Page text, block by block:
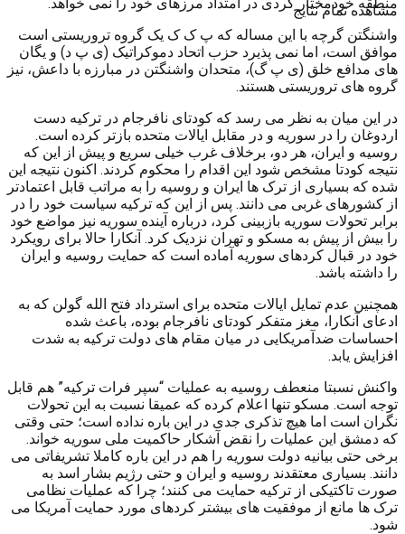
مشاهده تمام نتایج
واشنگتن گرچه با این مساله که پ ک ک یک گروه تروریستی است
موافق است، اما نمی پذیرد حزب اتحاد دموکراتیک (ی پ د) و یگان
های مدافع خلق (ی پ گ)، متحدان واشنگتن در مبارزه با داعش، نیز
گروه های تروریستی هستند.
در این میان به نظر می رسد که کودتای نافرجام در ترکیه دست
اردوغان را در سوریه و در مقابل ایالات متحده بازتر کرده است.
روسیه و ایران، هر دو، برخلاف غرب خیلی سریع و پیش از این که
نتیجه کودتا مشخص شود این اقدام را محکوم کردند. اکنون نتیجه این
شده که بسیاری از ترک ها ایران و روسیه را به مراتب قابل اعتمادتر
از کشورهای غربی می دانند. پس از این که ترکیه سیاست خود را در
برابر تحولات سوریه بازبینی کرد، درباره آینده سوریه نیز مواضع خود
را بیش از پیش به مسکو و تهران نزدیک کرد. آنکارا حالا برای رویکرد
خود در قبال کردهای سوریه آماده است که حمایت روسیه و ایران
را داشته باشد.
همچنین عدم تمایل ایالات متحده برای استرداد فتح الله گولن که به
ادعای آنکارا، مغز متفکر کودتای نافرجام بوده، باعث شده
احساسات ضدآمریکایی در میان مقام های دولت ترکیه به شدت
افزایش یابد.
واکنش نسبتا منعطف روسیه به عملیات “سپر فرات ترکیه” هم قابل
توجه است. مسکو تنها اعلام کرده که عمیقا نسبت به این تحولات
نگران است اما هیچ تذکری جدی در این باره نداده است؛ حتی وقتی
که دمشق این عملیات را نقض آشکار حاکمیت ملی سوریه خواند.
برخی حتی بیانیه دولت سوریه را هم در این باره کاملا تشریفاتی می
دانند. بسیاری معتقدند روسیه و ایران و حتی رژیم بشار اسد به
صورت تاکتیکی از ترکیه حمایت می کنند؛ چرا که عملیات نظامی
ترک ها مانع از موفقیت های بیشتر کردهای مورد حمایت آمریکا می
شود.